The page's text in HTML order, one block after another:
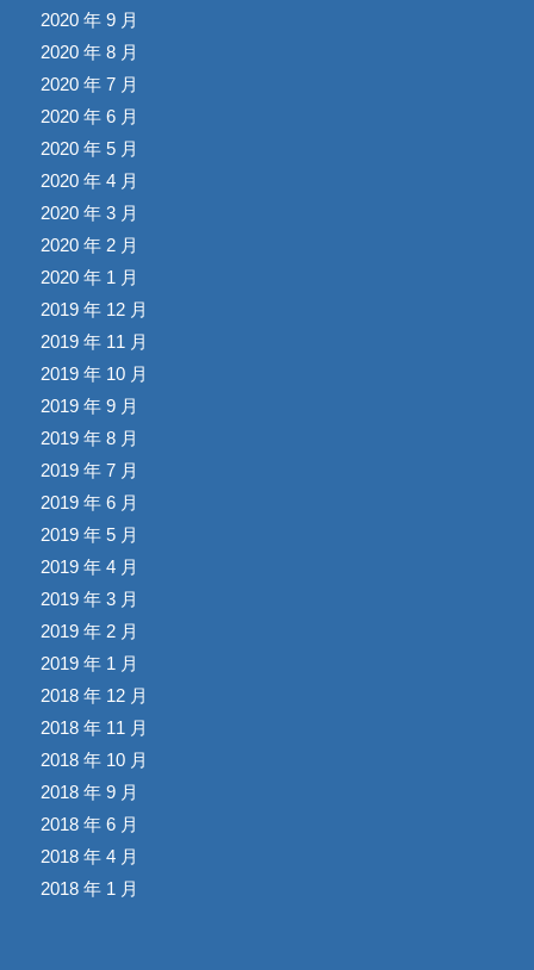
2020 年 9 月
2020 年 8 月
2020 年 7 月
2020 年 6 月
2020 年 5 月
2020 年 4 月
2020 年 3 月
2020 年 2 月
2020 年 1 月
2019 年 12 月
2019 年 11 月
2019 年 10 月
2019 年 9 月
2019 年 8 月
2019 年 7 月
2019 年 6 月
2019 年 5 月
2019 年 4 月
2019 年 3 月
2019 年 2 月
2019 年 1 月
2018 年 12 月
2018 年 11 月
2018 年 10 月
2018 年 9 月
2018 年 6 月
2018 年 4 月
2018 年 1 月